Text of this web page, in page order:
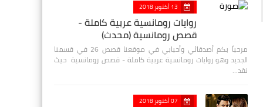
13 أكتوبر 2018
روايات رومانسية عربية كاملة -
قصص رومانسية (محدث)
مرحباً بكم أصدقائي وأحبابي في موقعنا قصص 26 في قسمنا
الجديد وهو روايات رومانسية عربية كاملة - قصص رومانسية حيث
نقد…
07 أكتوبر 2018